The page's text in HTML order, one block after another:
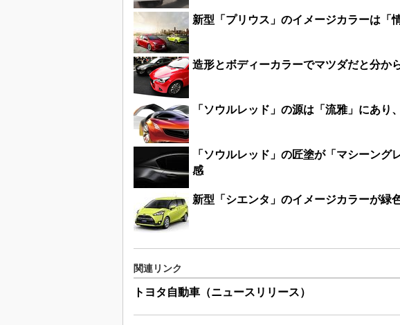
新型「プリウス」のイメージカラーは「
造形とボディーカラーでマツダだと分か
「ソウルレッド」の源は「流雅」にあり
「ソウルレッド」の匠塗が「マシーン
感
新型「シエンタ」のイメージカラーが緑
関連リンク
トヨタ自動車（ニュースリリース）